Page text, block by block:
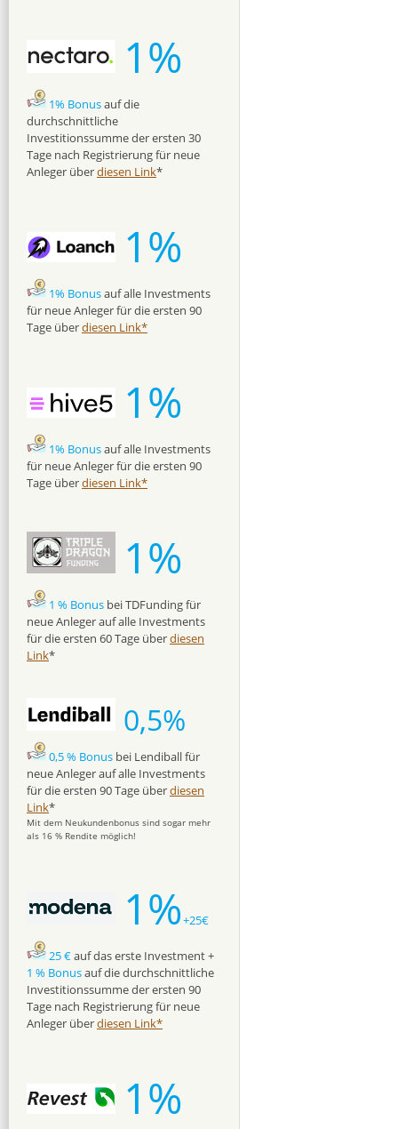
1%
1% Bonusauf die
durchschnittliche
Investitionssumme der ersten 30
Tage nach Registrierung für neue
Anleger überdiesen Link*
1%
1% Bonusauf alle Investments
für neue Anleger für die ersten 90
Tage überdiesen Link*
1%
1% Bonusauf alle Investments
für neue Anleger für die ersten 90
Tage überdiesen Link*
1%
1 % Bonus bei TDFunding für
neue Anleger auf alle Investments
für die ersten 60 Tage überdiesen
Link*
0,5%
0,5 % Bonus bei Lendiball für
neue Anleger auf alle Investments
für die ersten 90 Tage überdiesen
Link*
Mit dem Neukundenbonus sind sogar mehr
als 16 % Rendite möglich!
1%+25€
25 €auf das erste Investment +
1 % Bonusauf die durchschnittliche
Investitionssumme der ersten 90
Tage nach Registrierung für neue
Anleger überdiesen Link*
1%